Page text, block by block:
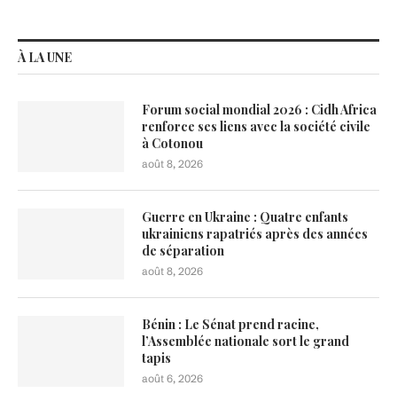
À LA UNE
Forum social mondial 2026 : Cidh Africa
renforce ses liens avec la société civile
à Cotonou
août 8, 2026
Guerre en Ukraine : Quatre enfants
ukrainiens rapatriés après des années
de séparation
août 8, 2026
Bénin : Le Sénat prend racine,
l’Assemblée nationale sort le grand
tapis
août 6, 2026